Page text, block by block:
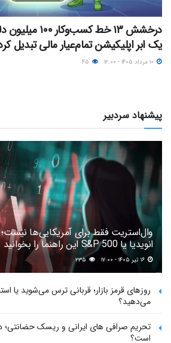
درخشش ۱۳ خط
یک ابر اپلیکیشن تمام‌عیار مالی تبدیل
پیشنهاد سردبیر
وال‌استریت فقط برای آمریکایی‌ها نیست؛
انویدیا یا S&P 500 این راهنما را بخوانید
۲۳۵
روزهای قرمز بازار؛ قربانی ترس می‌شوید یا
می‌دهید؟
تحریم صرافی های ایرانی و ریسک حضانتی؛
است؟